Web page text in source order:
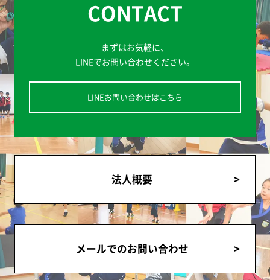
CONTACT
まずはお気軽に、
LINEでお問い合わせください。
LINEお問い合わせはこちら
法人概要
メールでのお問い合わせ